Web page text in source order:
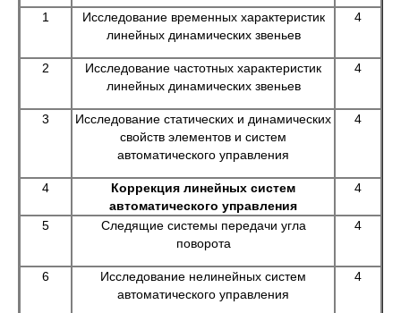
1
Исследование временных характеристик
линейных динамических звеньев
4
2
Исследование частотных характеристик
линейных динамических звеньев
4
3
Исследование статических и динамических
свойств элементов и систем
автоматического управления
4
4
Коррекция линейных систем
автоматического управления
4
5
Следящие системы передачи угла
поворота
4
6
Исследование нелинейных систем
автоматического управления
4